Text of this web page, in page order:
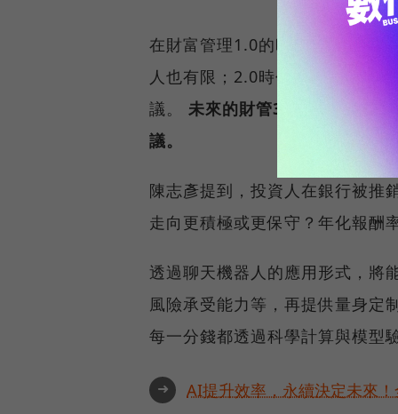
在財富管理1.0的時代，客戶凡
人也有限；2.0時代則是機器人
議。 未來的財管3.0時代，則是
議。
陳志彥提到，投資人在銀行被推
走向更積極或更保守？年化報酬
透過聊天機器人的應用形式，將
風險承受能力等，再提供量身定
每一分錢都透過科學計算與模型
➜ AI提升效率，永續決定未來